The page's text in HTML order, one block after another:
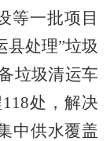
等一批项目
县处理”垃圾
垃圾清运车
118处，解决
中供水覆盖